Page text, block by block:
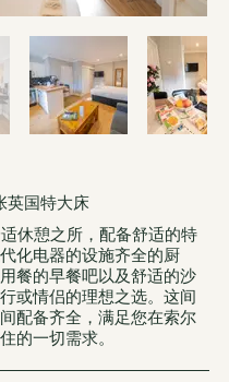
英国特大床
休憩之所，配备舒适的特
化电器的设施齐全的厨
餐的早餐吧以及舒适的沙
或情侣的理想之选。这间
配备齐全，满足您在索尔
的一切需求。